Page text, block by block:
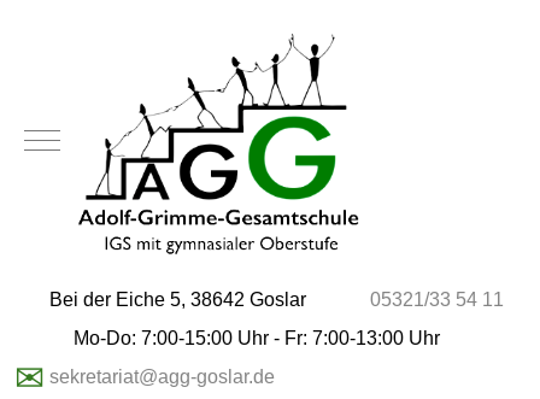
Mobile Menu Toggle
Bei der Eiche 5, 38642 Goslar
05321/33 54 11
Mo-Do: 7:00-15:00 Uhr - Fr: 7:00-13:00 Uhr
✉ sekretariat@agg-goslar.de